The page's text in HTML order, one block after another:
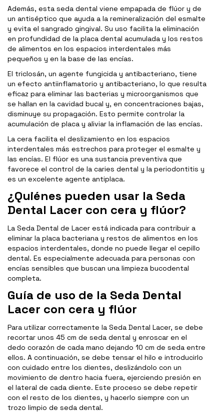
Además, esta seda dental viene empapada de flúor y de
un antiséptico que ayuda a la remineralización del esmalte
y evita el sangrado gingival. Su uso facilita la eliminación
en profundidad de la placa dental acumulada y los restos
de alimentos en los espacios interdentales más
pequeños y en la base de las encías.
El triclosán, un agente fungicida y antibacteriano, tiene
un efecto antiinflamatorio y antibacteriano, lo que resulta
eficaz para eliminar las bacterias y microorganismos que
se hallan en la cavidad bucal y, en concentraciones bajas,
disminuye su propagación. Esto permite controlar la
acumulación de placa y aliviar la inflamación de las encías.
La cera facilita el deslizamiento en los espacios
interdentales más estrechos para proteger el esmalte y
las encías. El flúor es una sustancia preventiva que
favorece el control de la caries dental y la periodontitis y
es un excelente agente antiplaca.
¿Quiénes pueden usar la Seda
Dental Lacer con cera y flúor?
La Seda Dental de Lacer está indicada para contribuir a
eliminar la placa bacteriana y restos de alimentos en los
espacios interdentales, donde no puede llegar el cepillo
dental. Es especialmente adecuada para personas con
encías sensibles que buscan una limpieza bucodental
completa.
Guía de uso de la Seda Dental
Lacer con cera y flúor
Para utilizar correctamente la Seda Dental Lacer, se debe
recortar unos 45 cm de seda dental y enroscar en el
dedo corazón de cada mano dejando 10 cm de seda entre
ellos. A continuación, se debe tensar el hilo e introducirlo
con cuidado entre los dientes, deslizándolo con un
movimiento de dentro hacia fuera, ejerciendo presión en
el lateral de cada diente. Este proceso se debe repetir
con el resto de los dientes, y hacerlo siempre con un
trozo limpio de seda dental.